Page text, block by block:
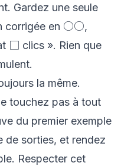
Gardez une seule
corrigée en ○○,
□ clics ». Rien que
la même.
touchez pas à tout
du premier exemple
de sorties, et rendez
Respecter cet